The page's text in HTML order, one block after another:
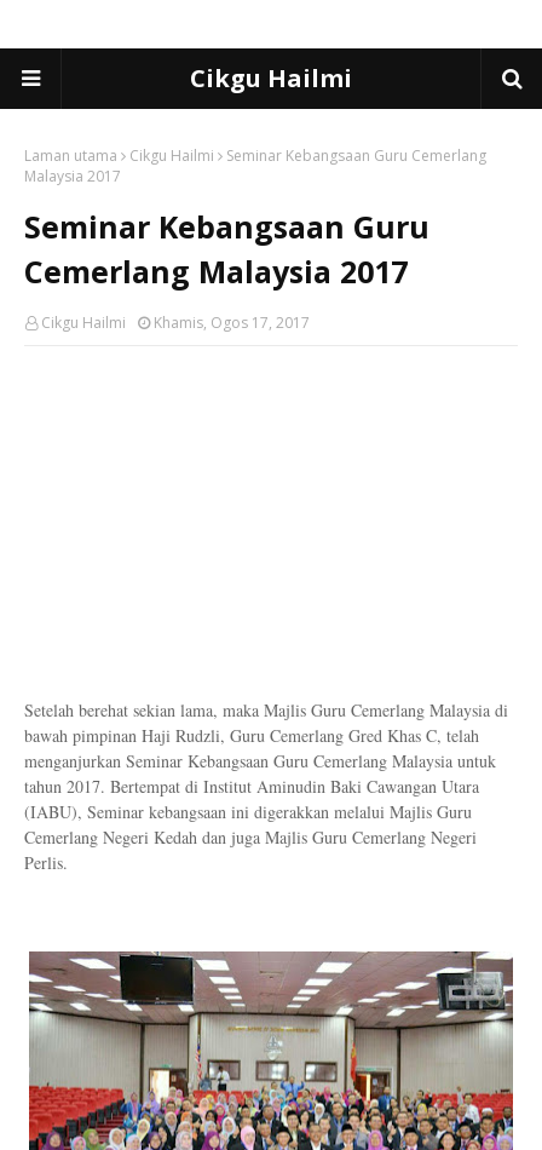
Cikgu Hailmi
Laman utama Cikgu Hailmi
Seminar Kebangsaan Guru Cemerlang
Malaysia 2017
Seminar Kebangsaan Guru
Cemerlang Malaysia 2017
Cikgu Hailmi Khamis, Ogos 17, 2017
Setelah berehat sekian lama, maka Majlis Guru Cemerlang Malaysia di
bawah pimpinan Haji Rudzli, Guru Cemerlang Gred Khas C, telah
menganjurkan Seminar Kebangsaan Guru Cemerlang Malaysia untuk
tahun 2017. Bertempat di Institut Aminudin Baki Cawangan Utara
(IABU), Seminar kebangsaan ini digerakkan melalui Majlis Guru
Cemerlang Negeri Kedah dan juga Majlis Guru Cemerlang Negeri
Perlis.